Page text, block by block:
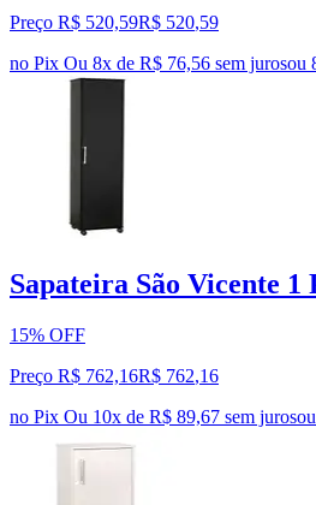
Preço R$ 520,59R$ 520,59
no Pix Ou 8x de R$ 76,56 sem jurosou
Sapateira São Vicente 1
15% OFF
Preço R$ 762,16R$ 762,16
no Pix Ou 10x de R$ 89,67 sem jurosou